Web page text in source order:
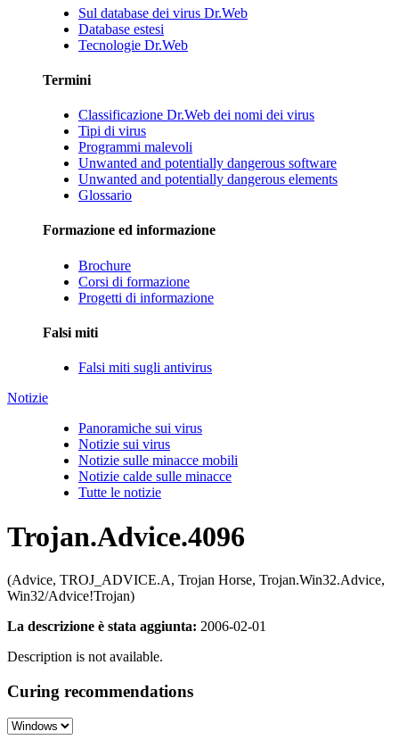
Sul database dei virus Dr.Web
Database estesi
Tecnologie Dr.Web
Termini
Classificazione Dr.Web dei nomi dei virus
Tipi di virus
Programmi malevoli
Unwanted and potentially dangerous software
Unwanted and potentially dangerous elements
Glossario
Formazione ed informazione
Brochure
Corsi di formazione
Progetti di informazione
Falsi miti
Falsi miti sugli antivirus
Notizie
Panoramiche sui virus
Notizie sui virus
Notizie sulle minacce mobili
Notizie calde sulle minacce
Tutte le notizie
Trojan.Advice.4096
(Advice, TROJ_ADVICE.A, Trojan Horse, Trojan.Win32.Advice,
Win32/Advice!Trojan)
La descrizione è stata aggiunta: 2006-02-01
Description is not available.
Curing recommendations